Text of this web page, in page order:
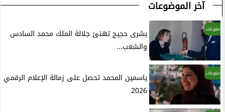
آخر الموضوعات
منوعات
بشرى حجيج تهنئ جلالة الملك محمد السادس
والشعب...
منوعات
ياسمين المحمد تحصل على زمالة الإعلام الرقمي
2026